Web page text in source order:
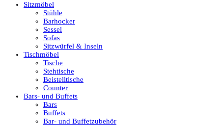
Sitzmöbel
Stühle
Barhocker
Sessel
Sofas
Sitzwürfel & Inseln
Tischmöbel
Tische
Stehtische
Beistelltische
Counter
Bars- und Buffets
Bars
Buffets
Bar- und Buffetzubehör